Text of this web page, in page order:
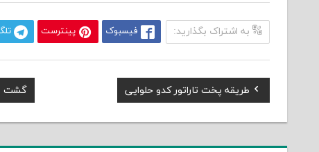
به اشتراک بگذارید: فیسبوک پینترست
راهبری
نوشته
Previous
Post:
طریقه پخت تاراتور کدو حلوایی
Next
Post:
گشت و